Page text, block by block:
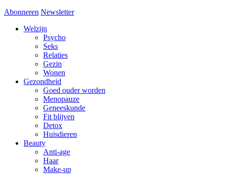
Abonneren Newsletter
Welzijn
Psycho
Seks
Relaties
Gezin
Wonen
Gezondheid
Goed ouder worden
Menopauze
Geneeskunde
Fit blijven
Detox
Huisdieren
Beauty
Anti-age
Haar
Make-up